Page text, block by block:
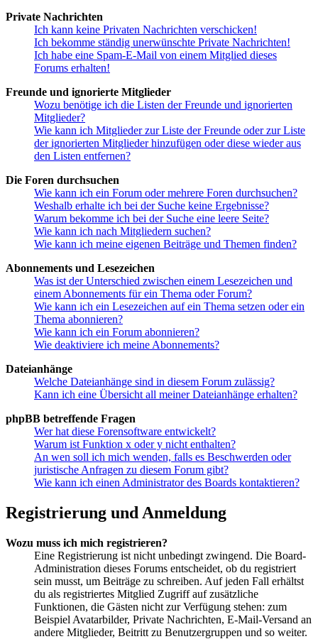
Private Nachrichten
Ich kann keine Privaten Nachrichten verschicken!
Ich bekomme ständig unerwünschte Private Nachrichten!
Ich habe eine Spam-E-Mail von einem Mitglied dieses
Forums erhalten!
Freunde und ignorierte Mitglieder
Wozu benötige ich die Listen der Freunde und ignorierten
Mitglieder?
Wie kann ich Mitglieder zur Liste der Freunde oder zur Liste
der ignorierten Mitglieder hinzufügen oder diese wieder aus
den Listen entfernen?
Die Foren durchsuchen
Wie kann ich ein Forum oder mehrere Foren durchsuchen?
Weshalb erhalte ich bei der Suche keine Ergebnisse?
Warum bekomme ich bei der Suche eine leere Seite?
Wie kann ich nach Mitgliedern suchen?
Wie kann ich meine eigenen Beiträge und Themen finden?
Abonnements und Lesezeichen
Was ist der Unterschied zwischen einem Lesezeichen und
einem Abonnements für ein Thema oder Forum?
Wie kann ich ein Lesezeichen auf ein Thema setzen oder ein
Thema abonnieren?
Wie kann ich ein Forum abonnieren?
Wie deaktiviere ich meine Abonnements?
Dateianhänge
Welche Dateianhänge sind in diesem Forum zulässig?
Kann ich eine Übersicht all meiner Dateianhänge erhalten?
phpBB betreffende Fragen
Wer hat diese Forensoftware entwickelt?
Warum ist Funktion x oder y nicht enthalten?
An wen soll ich mich wenden, falls es Beschwerden oder
juristische Anfragen zu diesem Forum gibt?
Wie kann ich einen Administrator des Boards kontaktieren?
Registrierung und Anmeldung
Wozu muss ich mich registrieren?
Eine Registrierung ist nicht unbedingt zwingend. Die Board-
Administration dieses Forums entscheidet, ob du registriert
sein musst, um Beiträge zu schreiben. Auf jeden Fall erhältst
du als registriertes Mitglied Zugriff auf zusätzliche
Funktionen, die Gästen nicht zur Verfügung stehen: zum
Beispiel Avatarbilder, Private Nachrichten, E-Mail-Versand an
andere Mitglieder, Beitritt zu Benutzergruppen und so weiter.